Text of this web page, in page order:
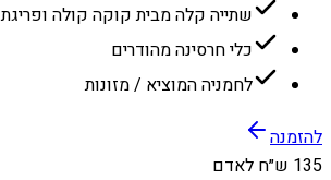
שתייה קלה מבית קוקה קולה ופריגת
כלי חרסינה מהודרים
לחמניה המוציא / מזונות
להזמנה
135 ש״ח לאדם